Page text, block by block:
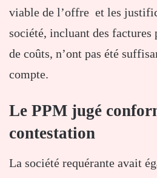
viable de l’offre et les
société, incluant des
de coûts, n’ont pas été
compte.
Le PPM jugé
contestation
La société requérante avait